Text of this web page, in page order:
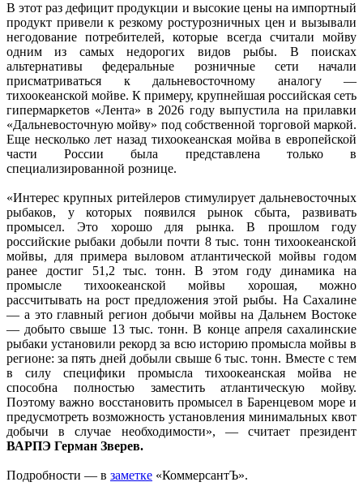
В этот раз дефицит продукции и высокие цены на импортный
продукт привели к резкому ростурозничных цен и вызывали
негодование потребителей, которые всегда считали мойву
одним из самых недорогих видов рыбы. В поисках
альтернативы федеральные розничные сети начали
присматриваться к дальневосточному аналогу —
тихоокеанской мойве. К примеру, крупнейшая российская сеть
гипермаркетов «Лента» в 2026 году выпустила на прилавки
«Дальневосточную мойву» под собственной торговой маркой.
Еще несколько лет назад тихоокеанская мойва в европейской
части России была представлена только в
специализированной рознице.
«Интерес крупных ритейлеров стимулирует дальневосточных
рыбаков, у которых появился рынок сбыта, развивать
промысел. Это хорошо для рынка. В прошлом году
российские рыбаки добыли почти 8 тыс. тонн тихоокеанской
мойвы, для примера выловом атлантической мойвы годом
ранее достиг 51,2 тыс. тонн. В этом году динамика на
промысле тихоокеанской мойвы хорошая, можно
рассчитывать на рост предложения этой рыбы. На Сахалине
— а это главный регион добычи мойвы на Дальнем Востоке
— добыто свыше 13 тыс. тонн. В конце апреля сахалинские
рыбаки установили рекорд за всю историю промысла мойвы в
регионе: за пять дней добыли свыше 6 тыс. тонн. Вместе с тем
в силу специфики промысла тихоокеанская мойва не
способна полностью заместить атлантическую мойву.
Поэтому важно восстановить промысел в Баренцевом море и
предусмотреть возможность установления минимальных квот
добычи в случае необходимости», — считает президент
ВАРПЭ Герман Зверев.
Подробности — в заметке «КоммерсантЪ».